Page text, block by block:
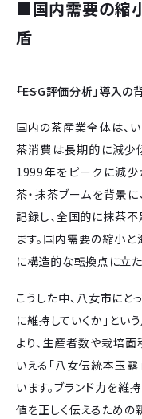
■国内需要の縮
盾
――「ESG評価分析」導入
国内の茶産業全体は、
茶消費は長期的に減少
1999年をピークに減少
茶・抹茶ブームを背景
記録し、全国的に抹茶
ます。国内需要の縮小
に構造的な転換点に立た
こうした中、八女市にと
に維持していくか」とい
より、生産者数や栽培
いえる「八女伝統本玉
います。ブランド力を維
値を正しく伝えるための